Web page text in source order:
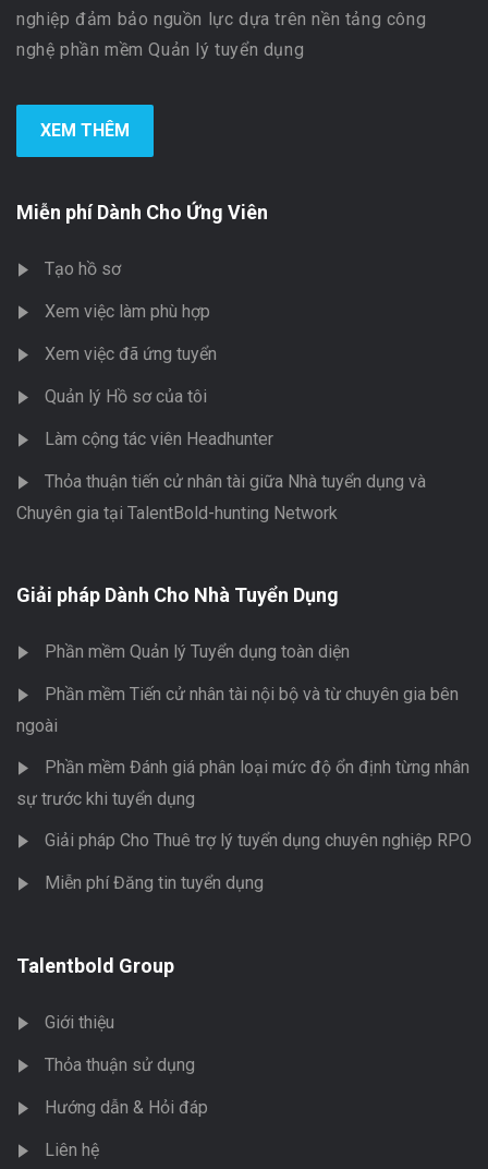
nghiệp đảm bảo nguồn lực dựa trên nền tảng công
nghệ phần mềm Quản lý tuyển dụng
XEM THÊM
Miễn phí Dành Cho Ứng Viên
Tạo hồ sơ
Xem việc làm phù hợp
Xem việc đã ứng tuyển
Quản lý Hồ sơ của tôi
Làm cộng tác viên Headhunter
Thỏa thuận tiến cử nhân tài giữa Nhà tuyển dụng và
Chuyên gia tại TalentBold-hunting Network
Giải pháp Dành Cho Nhà Tuyển Dụng
Phần mềm Quản lý Tuyển dụng toàn diện
Phần mềm Tiến cử nhân tài nội bộ và từ chuyên gia bên
ngoài
Phần mềm Đánh giá phân loại mức độ ổn định từng nhân
sự trước khi tuyển dụng
Giải pháp Cho Thuê trợ lý tuyển dụng chuyên nghiệp RPO
Miễn phí Đăng tin tuyển dụng
Talentbold Group
Giới thiệu
Thỏa thuận sử dụng
Hướng dẫn & Hỏi đáp
Liên hệ